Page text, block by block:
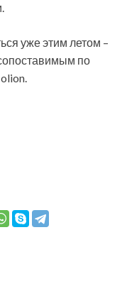
уже этим летом –
по